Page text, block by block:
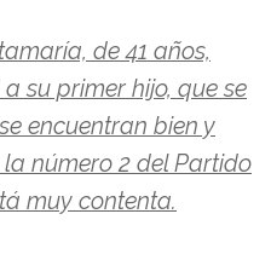
de 41 años,
su primer hijo, que se
encuentran bien y
número 2 del Partido
muy contenta.